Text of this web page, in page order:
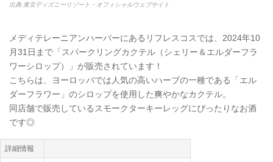
出典:東京ディズニーリゾート・オフィシャルウェブサイト
メディテレーニアンハーバーにあるリフレスコスでは、2024年10
月31日まで「スパークリングカクテル（シェリー＆エルダーフラ
ワーシロップ）」が販売されています！
こちらは、ヨーロッパでは人気の高いハーブの一種である「エル
ダーフラワー」のシロップを使用した爽やかなカクテル。
同店舗で販売しているスモークターキーレッグにぴったりなお酒
です◎
詳細情報